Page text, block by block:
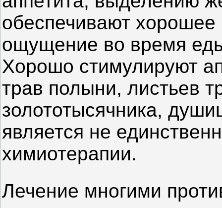
обеспечивают
ощущение во время
Хорошо стимулируют
трав полыни, листьев
золототысячника,
является не
химиотерапии.
Лечение многими